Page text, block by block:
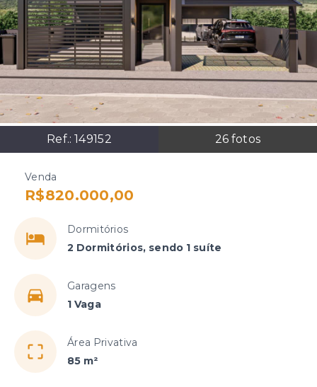
Ref.:149152 26 fotos
Venda
R$820.000,00
Dormitórios
2 Dormitórios, sendo 1 suíte
Garagens
1 Vaga
Área Privativa
85 m²